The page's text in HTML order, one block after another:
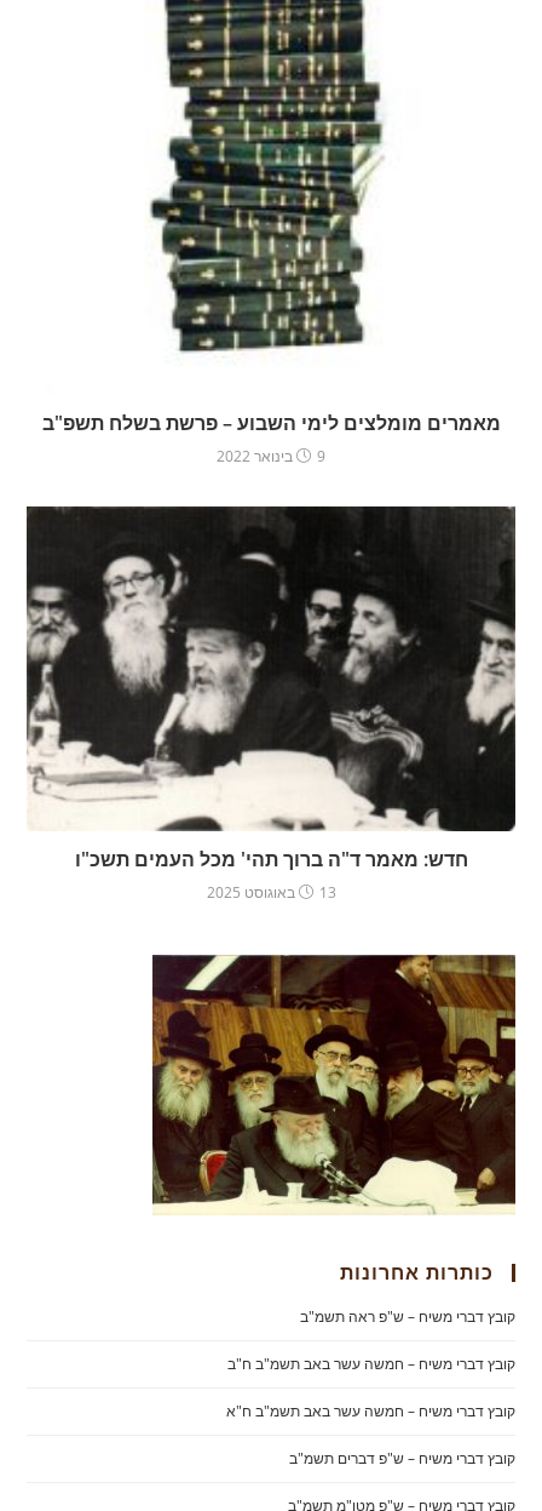
מאמרים מומלצים לימי השבוע – פרשת בשלח תשפ"ב
9 בינואר 2022
חדש: מאמר ד"ה ברוך תהי' מכל העמים תשכ"ו
13 באוגוסט 2025
כותרות אחרונות
קובץ דברי משיח – ש"פ ראה תשמ"ב
קובץ דברי משיח – חמשה עשר באב תשמ"ב ח"ב
קובץ דברי משיח – חמשה עשר באב תשמ"ב ח"א
קובץ דברי משיח – ש"פ דברים תשמ"ב
קובץ דברי משיח – ש"פ מטו"מ תשמ"ב